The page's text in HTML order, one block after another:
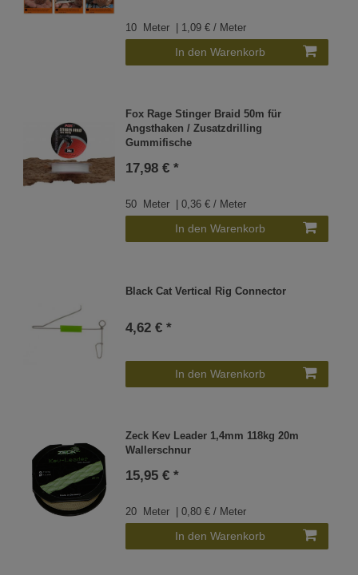
10 Meter | 1,09 € / Meter
In den Warenkorb
Fox Rage Stinger Braid 50m für
Angsthaken / Zusatzdrilling
Gummifische
17,98 € *
50 Meter | 0,36 € / Meter
In den Warenkorb
Black Cat Vertical Rig Connector
4,62 € *
In den Warenkorb
Zeck Kev Leader 1,4mm 118kg 20m
Wallerschnur
15,95 € *
20 Meter | 0,80 € / Meter
In den Warenkorb